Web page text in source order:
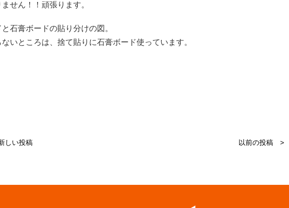
せん！！頑張ります。
石膏ボードの貼り分けの図。
いところは、捨て貼りに石膏ボード使っています。
しい投稿 以前の投稿 >